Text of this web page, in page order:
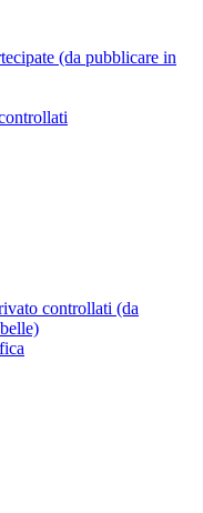
(da pubblicare in
controllati (da